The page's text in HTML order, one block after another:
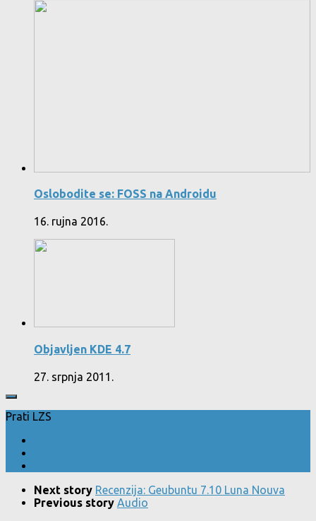
Oslobodite se: FOSS na Androidu
16. rujna 2016.
Objavljen KDE 4.7
27. srpnja 2011.
Prati LZS
Next story Recenzija: Geubuntu 7.10 Luna Nouva
Previous story Audio